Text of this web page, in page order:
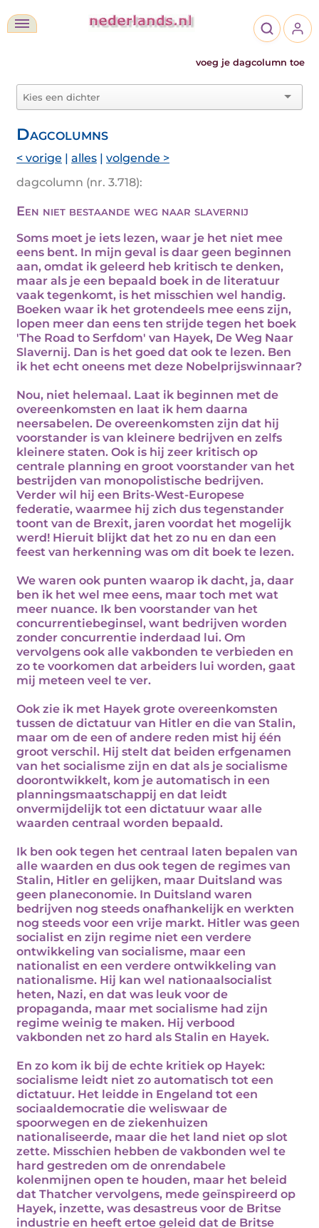
voeg je dagcolumn toe
Dagcolumns
< vorige | alles | volgende >
dagcolumn (nr. 3.718):
Een niet bestaande weg naar slavernij
Soms moet je iets lezen, waar je het niet mee
eens bent. In mijn geval is daar geen beginnen
aan, omdat ik geleerd heb kritisch te denken,
maar als je een bepaald boek in de literatuur
vaak tegenkomt, is het misschien wel handig.
Boeken waar ik het grotendeels mee eens zijn,
lopen meer dan eens ten strijde tegen het boek
'The Road to Serfdom' van Hayek, De Weg Naar
Slavernij. Dan is het goed dat ook te lezen. Ben
ik het echt oneens met deze Nobelprijswinnaar?
Nou, niet helemaal. Laat ik beginnen met de
overeenkomsten en laat ik hem daarna
neersabelen. De overeenkomsten zijn dat hij
voorstander is van kleinere bedrijven en zelfs
kleinere staten. Ook is hij zeer kritisch op
centrale planning en groot voorstander van het
bestrijden van monopolistische bedrijven.
Verder wil hij een Brits-West-Europese
federatie, waarmee hij zich dus tegenstander
toont van de Brexit, jaren voordat het mogelijk
werd! Hieruit blijkt dat het zo nu en dan een
feest van herkenning was om dit boek te lezen.
We waren ook punten waarop ik dacht, ja, daar
ben ik het wel mee eens, maar toch met wat
meer nuance. Ik ben voorstander van het
concurrentiebeginsel, want bedrijven worden
zonder concurrentie inderdaad lui. Om
vervolgens ook alle vakbonden te verbieden en
zo te voorkomen dat arbeiders lui worden, gaat
mij meteen veel te ver.
Ook zie ik met Hayek grote overeenkomsten
tussen de dictatuur van Hitler en die van Stalin,
maar om de een of andere reden mist hij één
groot verschil. Hij stelt dat beiden erfgenamen
van het socialisme zijn en dat als je socialisme
doorontwikkelt, kom je automatisch in een
planningsmaatschappij en dat leidt
onvermijdelijk tot een dictatuur waar alle
waarden centraal worden bepaald.
Ik ben ook tegen het centraal laten bepalen van
alle waarden en dus ook tegen de regimes van
Stalin, Hitler en gelijken, maar Duitsland was
geen planeconomie. In Duitsland waren
bedrijven nog steeds onafhankelijk en werkten
nog steeds voor een vrije markt. Hitler was geen
socialist en zijn regime niet een verdere
ontwikkeling van socialisme, maar een
nationalist en een verdere ontwikkeling van
nationalisme. Hij kan wel nationaalsocialist
heten, Nazi, en dat was leuk voor de
propaganda, maar met socialisme had zijn
regime weinig te maken. Hij verbood
vakbonden net zo hard als Stalin en Hayek.
En zo kom ik bij de echte kritiek op Hayek:
socialisme leidt niet zo automatisch tot een
dictatuur. Het leidde in Engeland tot een
sociaaldemocratie die weliswaar de
spoorwegen en de ziekenhuizen
nationaliseerde, maar die het land niet op slot
zette. Misschien hebben de vakbonden wel te
hard gestreden om de onrendabele
kolenmijnen open te houden, maar het beleid
dat Thatcher vervolgens, mede geïnspireerd op
Hayek, inzette, was desastreus voor de Britse
industrie en heeft ertoe geleid dat de Britse